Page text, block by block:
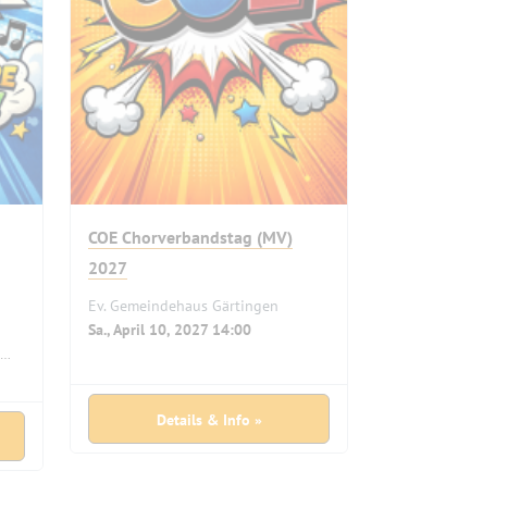
COE Chorverbandstag (MV)
2027
Ev. Gemeindehaus Gärtingen
Sa., April 10, 2027 14:00
Details & Info »